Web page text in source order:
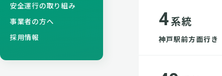
安全運行の取り組み
事業者の方へ
採用情報
4系統
神戸駅前方面行き